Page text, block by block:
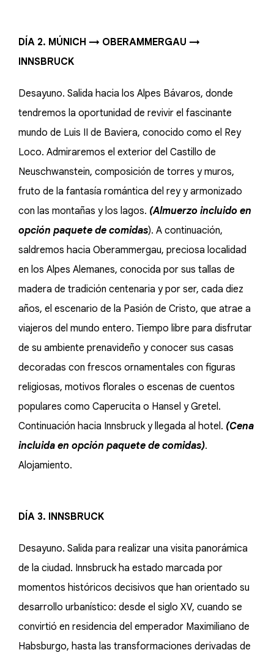
DÍA 2. MÚNICH → OBERAMMERGAU →
INNSBRUCK
Desayuno. Salida hacia los Alpes Bávaros, donde
tendremos la oportunidad de revivir el fascinante
mundo de Luis II de Baviera, conocido como el Rey
Loco. Admiraremos el exterior del Castillo de
Neuschwanstein, composición de torres y muros,
fruto de la fantasía romántica del rey y armonizado
con las montañas y los lagos. (Almuerzo incluido en
opción paquete de comidas). A continuación,
saldremos hacia Oberammergau, preciosa localidad
en los Alpes Alemanes, conocida por sus tallas de
madera de tradición centenaria y por ser, cada diez
años, el escenario de la Pasión de Cristo, que atrae a
viajeros del mundo entero. Tiempo libre para disfrutar
de su ambiente prenavideño y conocer sus casas
decoradas con frescos ornamentales con figuras
religiosas, motivos florales o escenas de cuentos
populares como Caperucita o Hansel y Gretel.
Continuación hacia Innsbruck y llegada al hotel. (Cena
incluida en opción paquete de comidas).
Alojamiento.
DÍA 3. INNSBRUCK
Desayuno. Salida para realizar una visita panorámica
de la ciudad. Innsbruck ha estado marcada por
momentos históricos decisivos que han orientado su
desarrollo urbanístico: desde el siglo XV, cuando se
convirtió en residencia del emperador Maximiliano de
Habsburgo, hasta las transformaciones derivadas de